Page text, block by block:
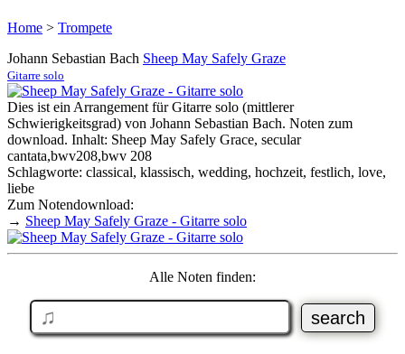
Home > Trompete
Johann Sebastian Bach Sheep May Safely Graze
Gitarre solo
Dies ist ein Arrangement für Gitarre solo (mittlerer
Schwierigkeitsgrad) von Johann Sebastian Bach. Noten zum
download. Inhalt: Sheep May Safely Grace, secular
cantata,bwv208,bwv 208
Schlagworte: classical, klassisch, wedding, hochzeit, festlich, love,
liebe
Zum Notendownload:
→ Sheep May Safely Graze - Gitarre solo
Alle Noten finden: